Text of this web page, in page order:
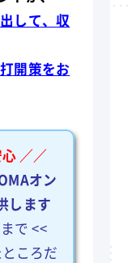
して、収
開策をお
／／
オン
します
で <<
ころだ